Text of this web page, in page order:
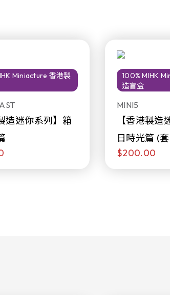
Miniacture 香港製
造迷你系列】箱
100% MIHK
造盲盒
MINI5
【香港製造
日時光篇 (
機販售)
$200.00